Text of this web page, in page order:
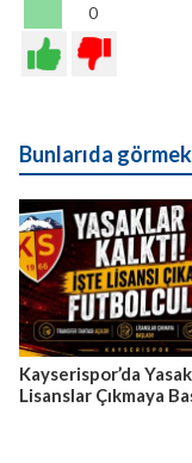
0
Bunlarıda
Kayserispor’da
Lisanslar Çıkmaya